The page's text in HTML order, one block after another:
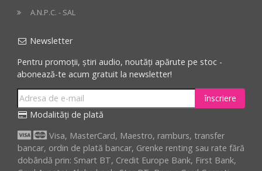
A.N.P.C. - SAL
Newsletter
Pentru promoții, știri audio, noutăți apărute pe stoc -
abonează-te acum gratuit la newsletter!
înscriere
Modalități de plată
Visa, MasterCard, Maestro, ramburs, transfer
bancar, ordin de plată bancar, Grenke renting sau rate fără
dobândă prin: Smart BT, Credit Europe Bank, First Bank,